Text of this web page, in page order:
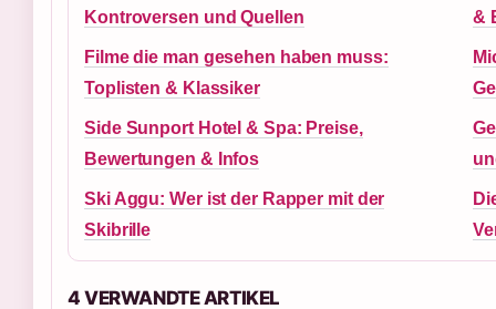
Kontroversen und Quellen
&
Filme die man gesehen haben muss:
Toplisten & Klassiker
Side Sunport Hotel & Spa: Preise,
Bewertungen & Infos
Ski Aggu: Wer ist der Rapper mit der
Skibrille
4 VERWANDTE ARTIKEL